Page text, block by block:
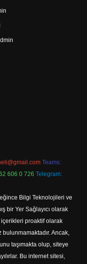
Teams:
606 0 726 Telegram:
Bilgi Teknolojileri ve
bir Yer Sağlayıcı olarak
proaktif olarak
Ancak,
taşımakta olup, siteye
Bu internet sitesi,